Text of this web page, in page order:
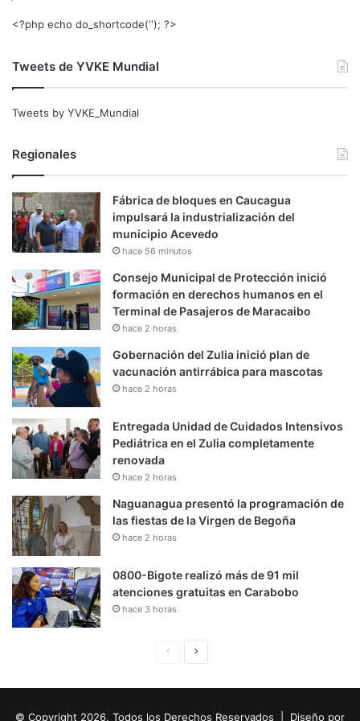
<?php echo do_shortcode(‘‘); ?>
Tweets de YVKE Mundial
Tweets by YVKE_Mundial
Regionales
Fábrica de bloques en Caucagua
impulsará la industrialización del
municipio Acevedo
hace 56 minutos
Consejo Municipal de Protección inició
formación en derechos humanos en el
Terminal de Pasajeros de Maracaibo
hace 2 horas
Gobernación del Zulia inició plan de
vacunación antirrábica para mascotas
hace 2 horas
Entregada Unidad de Cuidados Intensivos
Pediátrica en el Zulia completamente
renovada
hace 2 horas
Naguanagua presentó la programación de
las fiestas de la Virgen de Begoña
hace 2 horas
0800-Bigote realizó más de 91 mil
atenciones gratuitas en Carabobo
hace 3 horas
© Copyright 2026, Todos los Derechos Reservados | Diseño por